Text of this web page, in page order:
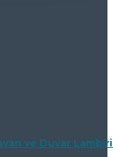
ve Duvar Lambiri